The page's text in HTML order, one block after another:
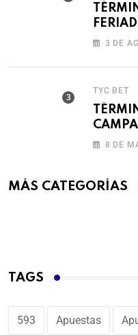
BET593
3 DE
TYC BET
8 DE
MÁS CATEGORÍAS
TAGS
593 Apuestas